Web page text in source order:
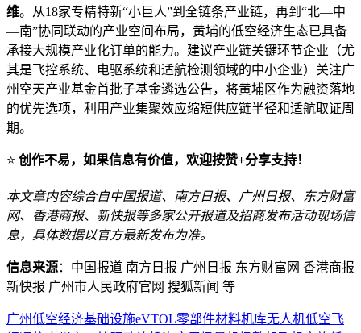
维。从18家专精特新“小巨人”到全链条产业链，再到“北—中
—南”协同联动的产业空间布局，黄埔的低空经济生态已具备
承接大规模产业化订单的能力。建议产业链关键环节企业（尤
其是飞控系统、电驱系统和适航检测领域的中小企业）关注广
州空天产业基金首批子基金遴选公告，将黄埔区作为融资落地
的优先选项，利用产业集聚效应缩短供应链半径和适航取证周
期。
⭐ 创作不易，如果信息有价值，欢迎按赞+分享支持！
本文章内容综合自中国报道、南方日报、广州日报、东方财富
网、香港商报、新快报等多家公开报道及招商发布活动现场信
息，具体数据以官方最新发布为准。
信息来源：中国报道 南方日报 广州日报 东方财富网 香港商报
新快报 广州市人民政府官网 搜狐新闻 等
广州低空经济基础设施eVTOL零部件材料机库无人机低空飞